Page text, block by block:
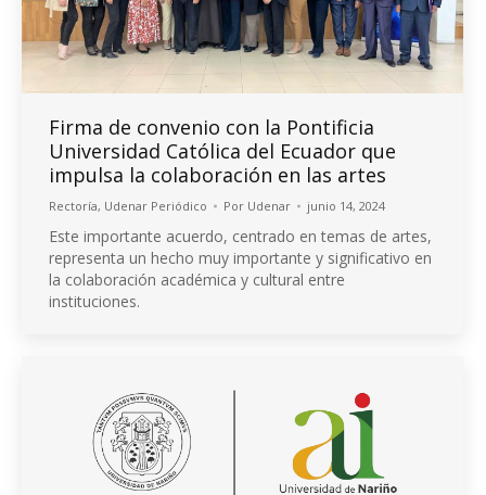
Firma de convenio con la Pontificia
Universidad Católica del Ecuador que
impulsa la colaboración en las artes
Rectoría, Udenar Periódico Por Udenar junio 14, 2024
Este importante acuerdo, centrado en temas de artes,
representa un hecho muy importante y significativo en
la colaboración académica y cultural entre
instituciones.